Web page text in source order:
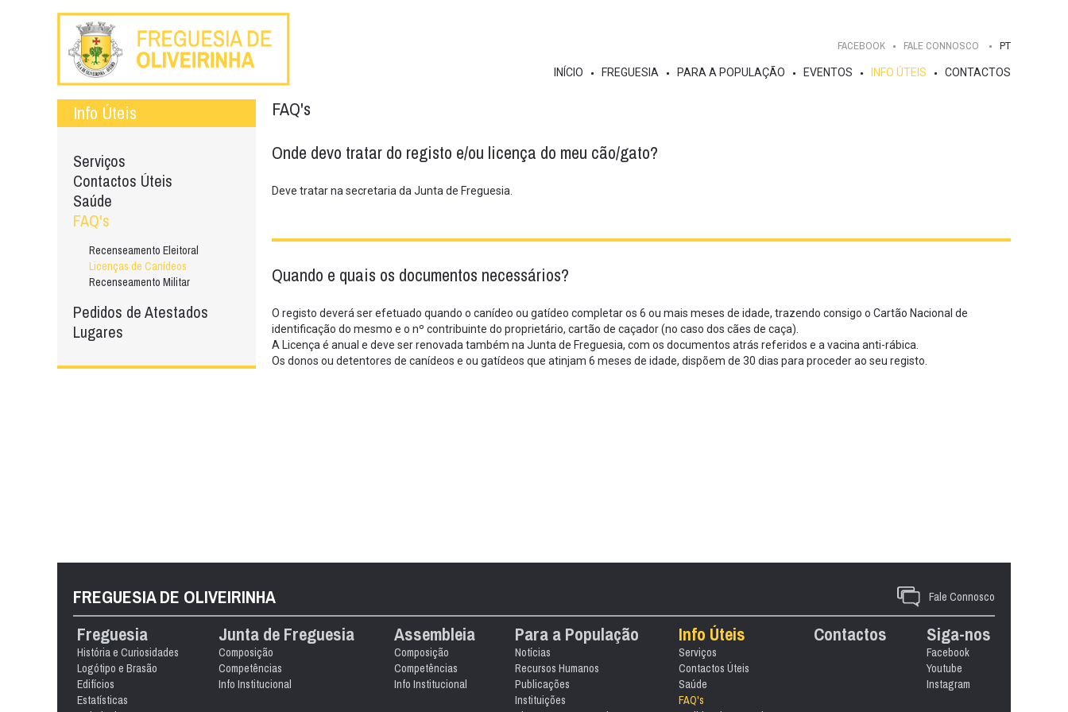
FACEBOOK FALE CONNOSCO PT
INÍCIO FREGUESIA PARA A POPULAÇÃO EVENTOS INFO ÚTEIS CONTACTOS
Info Úteis
Serviços
Contactos Úteis
Saúde
FAQ's
Recenseamento Eleitoral
Licenças de Canídeos
Recenseamento Militar
Pedidos de Atestados
Lugares
FAQ's
Onde devo tratar do registo e/ou licença do meu cão/gato?
Deve tratar na secretaria da Junta de Freguesia.
Quando e quais os documentos necessários?
O registo deverá ser efetuado quando o canídeo ou gatídeo completar os 6 ou mais meses de idade, trazendo consigo o Cartão Nacional de
identificação do mesmo e o nº contribuinte do proprietário, cartão de caçador (no caso dos cães de caça).
A Licença é anual e deve ser renovada também na Junta de Freguesia, com os documentos atrás referidos e a vacina anti-rábica.
Os donos ou detentores de canídeos e ou gatídeos que atinjam 6 meses de idade, dispõem de 30 dias para proceder ao seu registo.
FREGUESIA DE OLIVEIRINHA Fale Connosco
Freguesia
História e Curiosidades
Logótipo e Brasão
Edifícios
Estatísticas
Junta de Freguesia
Composição
Competências
Info Institucional
Assembleia
Composição
Competências
Info Institucional
Para a População
Notícias
Recursos Humanos
Publicações
Instituições
Info Úteis
Serviços
Contactos Úteis
Saúde
FAQ's
Contactos Siga-nos
Facebook
Youtube
Instagram